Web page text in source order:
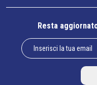
Resta